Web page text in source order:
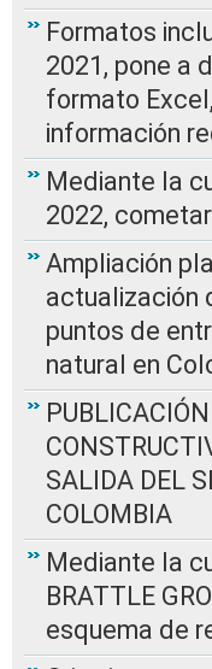
Formatos
2021, pone a
formato
información
Mediante la
2022,
Ampliación
actualización
puntos de
natural en
SALIDA DEL
COLOMBIA
Mediante la
BRATTLE
esquema de